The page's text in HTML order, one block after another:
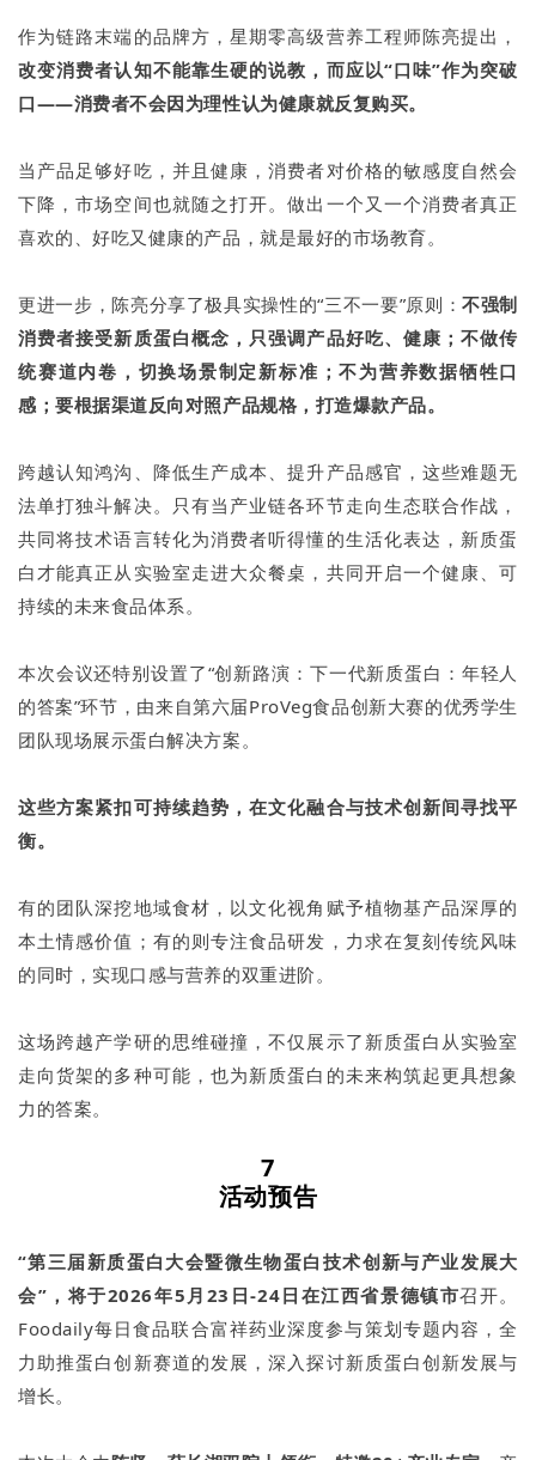
作为链路末端的品牌方，星期零高级营养工程师陈亮提出，
改变消费者认知不能靠生硬的说教，而应以“口味”作为突破
口——消费者不会因为理性认为健康就反复购买。
当产品足够好吃，并且健康，消费者对价格的敏感度自然会
下降，市场空间也就随之打开。做出一个又一个消费者真正
喜欢的、好吃又健康的产品，就是最好的市场教育。
更进一步，陈亮分享了极具实操性的“三不一要”原则：不强制
消费者接受新质蛋白概念，只强调产品好吃、健康；不做传
统赛道内卷，切换场景制定新标准；不为营养数据牺牲口
感；要根据渠道反向对照产品规格，打造爆款产品。
跨越认知鸿沟、降低生产成本、提升产品感官，这些难题无
法单打独斗解决。只有当产业链各环节走向生态联合作战，
共同将技术语言转化为消费者听得懂的生活化表达，新质蛋
白才能真正从实验室走进大众餐桌，共同开启一个健康、可
持续的未来食品体系。
本次会议还特别设置了“创新路演：下一代新质蛋白：年轻人
的答案”环节，由来自第六届ProVeg食品创新大赛的优秀学生
团队现场展示蛋白解决方案。
这些方案紧扣可持续趋势，在文化融合与技术创新间寻找平
衡。
有的团队深挖地域食材，以文化视角赋予植物基产品深厚的
本土情感价值；有的则专注食品研发，力求在复刻传统风味
的同时，实现口感与营养的双重进阶。
这场跨越产学研的思维碰撞，不仅展示了新质蛋白从实验室
走向货架的多种可能，也为新质蛋白的未来构筑起更具想象
力的答案。
7
活动预告
“第三届新质蛋白大会暨微生物蛋白技术创新与产业发展大
会”，将于2026年5月23日-24日在江西省景德镇市召开。
Foodaily每日食品联合富祥药业深度参与策划专题内容，全
力助推蛋白创新赛道的发展，深入探讨新质蛋白创新发展与
增长。